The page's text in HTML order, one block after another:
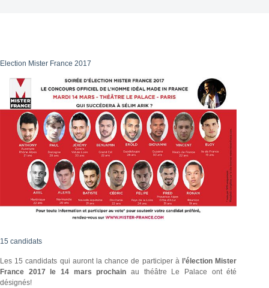
Election Mister France 2017
15 candidats
Les 15 candidats qui auront la chance de participer àl’élection Mister
France 2017 le 14 mars prochain au théâtre Le Palace ont été
désignés!